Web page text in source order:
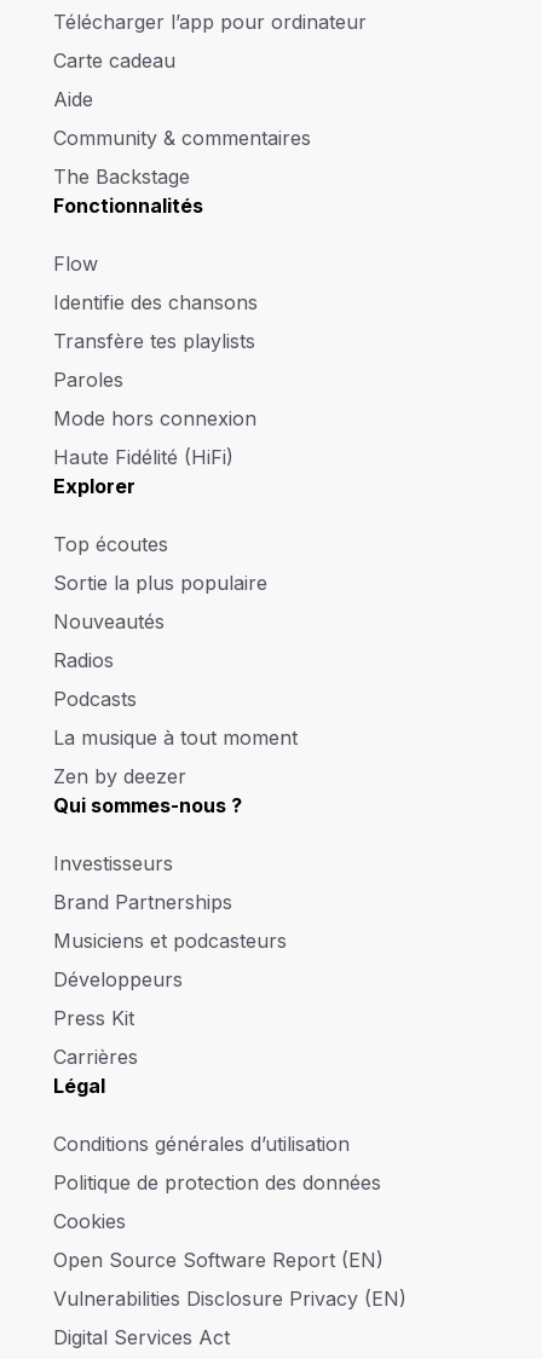
Télécharger l’app pour ordinateur
Carte cadeau
Aide
Community & commentaires
The Backstage
Fonctionnalités
Flow
Identifie des chansons
Transfère tes playlists
Paroles
Mode hors connexion
Haute Fidélité (HiFi)
Explorer
Top écoutes
Sortie la plus populaire
Nouveautés
Radios
Podcasts
La musique à tout moment
Zen by deezer
Qui sommes-nous ?
Investisseurs
Brand Partnerships
Musiciens et podcasteurs
Développeurs
Press Kit
Carrières
Légal
Conditions générales d’utilisation
Politique de protection des données
Cookies
Open Source Software Report (EN)
Vulnerabilities Disclosure Privacy (EN)
Digital Services Act